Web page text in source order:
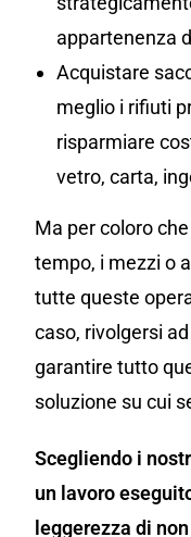
appartenenza
Acquistare
meglio i rifiuti
risparmiare
vetro, carta,
Ma per coloro
tempo, i mezzi o
tutte queste
caso, rivolgersi
garantire tutto
soluzione su cui
Scegliendo i
un lavoro
leggerezza di